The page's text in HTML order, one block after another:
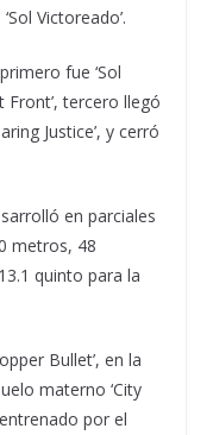
Victoreado’.
fue ‘Sol
Front’, tercero llegó
Justice’, y cerró
en parciales
metros, 48
quinto para la
Bullet’, en la
materno ‘City
por el